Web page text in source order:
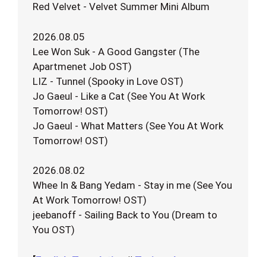
Red Velvet - Velvet Summer Mini Album
2026.08.05
Lee Won Suk - A Good Gangster (The
Apartmenet Job OST)
LIZ - Tunnel (Spooky in Love OST)
Jo Gaeul - Like a Cat (See You At Work
Tomorrow! OST)
Jo Gaeul - What Matters (See You At Work
Tomorrow! OST)
2026.08.02
Whee In & Bang Yedam - Stay in me (See You
At Work Tomorrow! OST)
jeebanoff - Sailing Back to You (Dream to
You OST)